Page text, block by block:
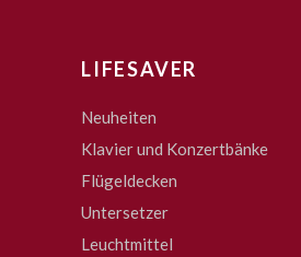
LIFESAVER
Neuheiten
Klavier und Konzertbänke
Flügeldecken
Untersetzer
Leuchtmittel